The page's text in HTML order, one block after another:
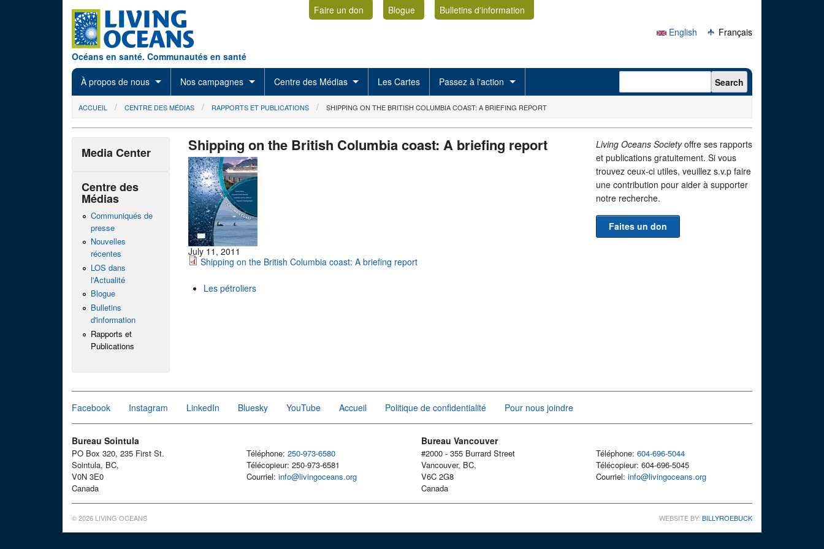
Océans en santé. Communautés en santé
Faire un don Blogue
Bulletins d'information
English
Français
À propos de nous Nos campagnes Centre des Médias Les Cartes Passez à l'action Search form Search
You are here
ACCUEIL CENTRE DES MÉDIAS RAPPORTS ET PUBLICATIONS SHIPPING ON THE BRITISH COLUMBIA COAST: A BRIEFING REPORT
Shipping on the British Columbia coast: A briefing report
July 11, 2011
Shipping on the British Columbia coast: A briefing report
Les pétroliers
Media Center
Centre des
Médias
Communiqués de
presse
Nouvelles
récentes
LOS dans
l'Actualité
Blogue
Bulletins
d'information
Rapports et
Publications
Living Oceans Societyoffre ses rapports
et publications gratuitement. Si vous
trouvez ceux-ci utiles, veuillez s.v.p faire
une contribution pour aider à supporter
notre recherche.
Faites un don
Facebook Instagram LinkedIn Bluesky YouTube Accueil Politique de confidentialité Pour nous joindre
Bureau Sointula
PO Box 320, 235 First St.
Sointula, BC,
V0N 3E0
Canada
Téléphone: 250-973-6580
Télécopieur: 250-973-6581
Courriel: info@livingoceans.org
Bureau Vancouver
#2000 - 355 Burrard Street
Vancouver, BC,
V6C 2G8
Canada
Téléphone: 604-696-5044
Télécopieur: 604-696-5045
Courriel: info@livingoceans.org
© 2026 LIVING OCEANS WEBSITE BY: BILLYROEBUCK